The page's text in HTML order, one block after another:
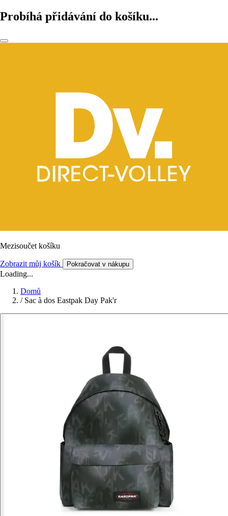
Probíhá přidávání do košíku...
Mezisoučet košíku
Zobrazit můj košík Pokračovat v nákupu
Loading...
Domů
/ Sac à dos Eastpak Day Pak'r